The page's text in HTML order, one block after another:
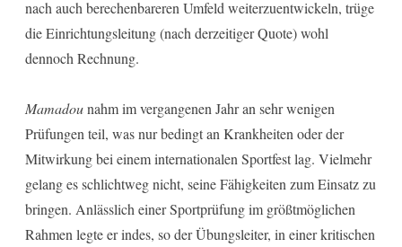
nach auch berechenbareren Umfeld weiterzuentwickeln, trüge
die Einrichtungsleitung (nach derzeitiger Quote) wohl
dennoch Rechnung.
Mamadounahm im vergangenen Jahr an sehr wenigen
Prüfungen teil, was nur bedingt an Krankheiten oder der
Mitwirkung bei einem internationalen Sportfest lag. Vielmehr
gelang es schlichtweg nicht, seine Fähigkeiten zum Einsatz zu
bringen. Anlässlich einer Sportprüfung im größtmöglichen
Rahmen legte er indes, so der Übungsleiter, in einer kritischen